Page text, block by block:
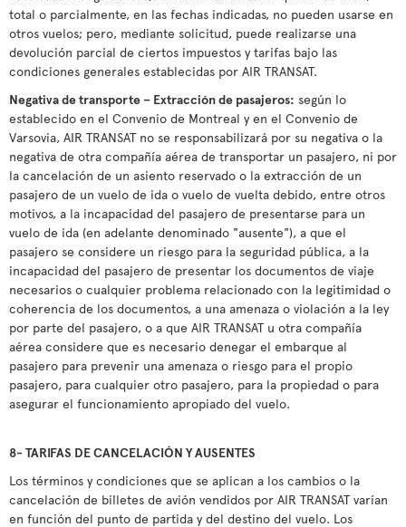
total o parcialmente, en las fechas indicadas, no pueden usarse en
otros vuelos; pero, mediante solicitud, puede realizarse una
devolución parcial de ciertos impuestos y tarifas bajo las
condiciones generales establecidas por AIR TRANSAT.
Negativa de transporte – Extracción de pasajeros: según lo
establecido en el Convenio de Montreal y en el Convenio de
Varsovia, AIR TRANSAT no se responsabilizará por su negativa o la
negativa de otra compañía aérea de transportar un pasajero, ni por
la cancelación de un asiento reservado o la extracción de un
pasajero de un vuelo de ida o vuelo de vuelta debido, entre otros
motivos, a la incapacidad del pasajero de presentarse para un
vuelo de ida (en adelante denominado "ausente"), a que el
pasajero se considere un riesgo para la seguridad pública, a la
incapacidad del pasajero de presentar los documentos de viaje
necesarios o cualquier problema relacionado con la legitimidad o
coherencia de los documentos, a una amenaza o violación a la ley
por parte del pasajero, o a que AIR TRANSAT u otra compañía
aérea considere que es necesario denegar el embarque al
pasajero para prevenir una amenaza o riesgo para el propio
pasajero, para cualquier otro pasajero, para la propiedad o para
asegurar el funcionamiento apropiado del vuelo.
8- TARIFAS DE CANCELACIÓN Y AUSENTES
Los términos y condiciones que se aplican a los cambios o la
cancelación de billetes de avión vendidos por AIR TRANSAT varían
en función del punto de partida y del destino del vuelo. Los